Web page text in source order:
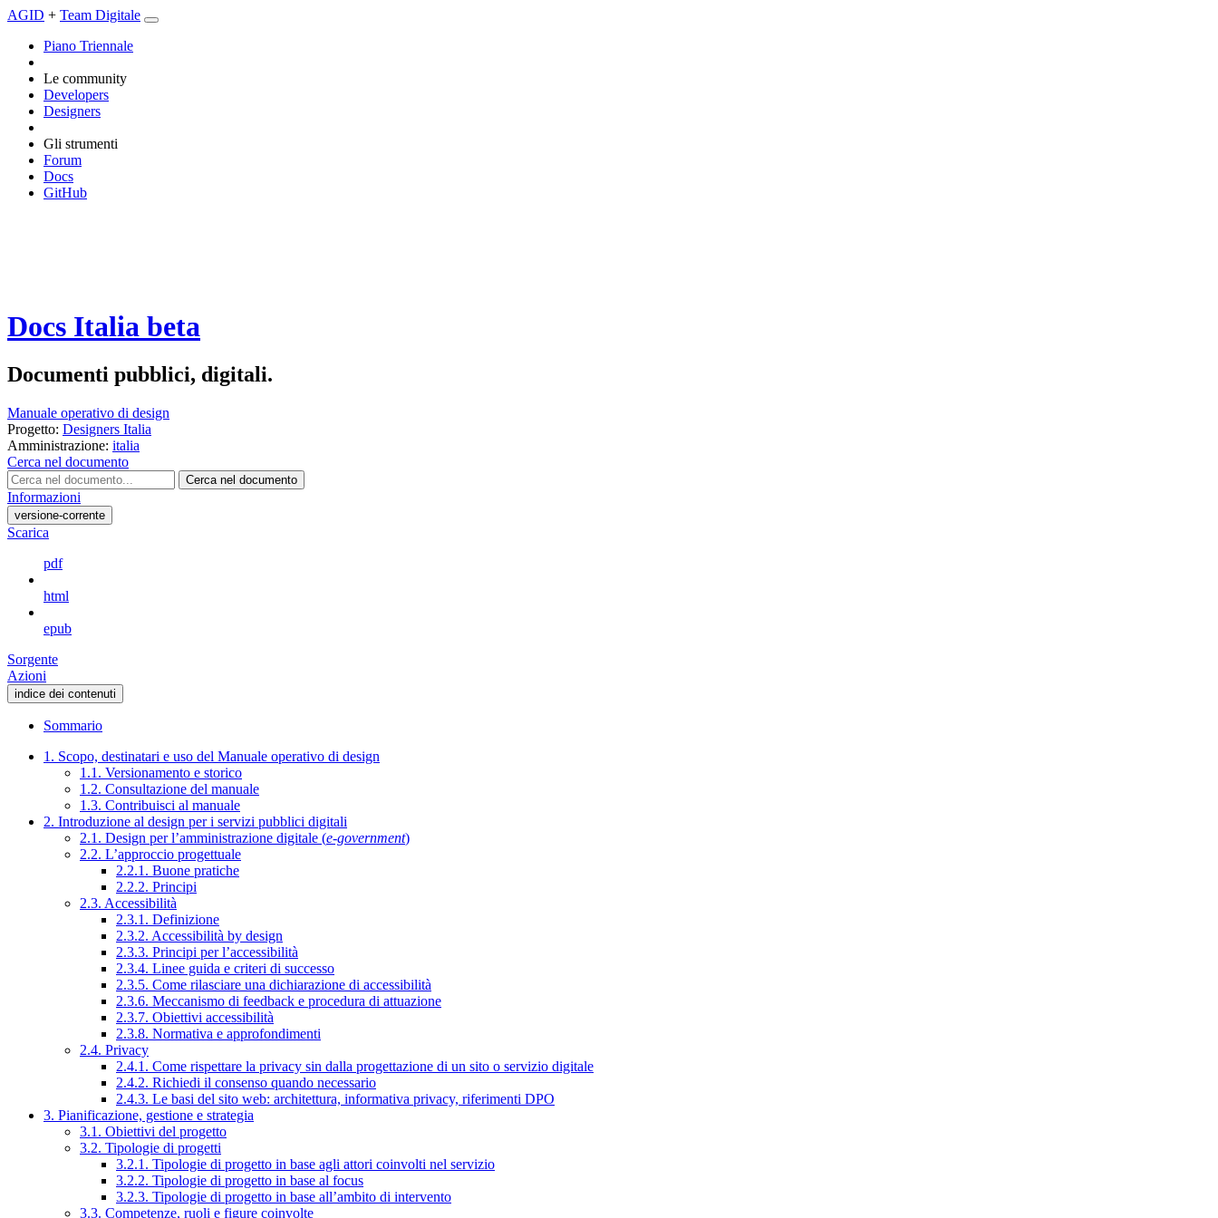
AGID + Team Digitale
Piano Triennale
Le community
Developers
Designers
Gli strumenti
Forum
Docs
GitHub
Docs Italia beta
Documenti pubblici, digitali.
Manuale operativo di design
Progetto: Designers Italia
Amministrazione: italia
Cerca nel documento
Cerca nel documento
Informazioni
versione-corrente
Scarica
pdf
html
epub
Sorgente
Azioni
indice dei contenuti
Sommario
1. Scopo, destinatari e uso del Manuale operativo di design
1.1. Versionamento e storico
1.2. Consultazione del manuale
1.3. Contribuisci al manuale
2. Introduzione al design per i servizi pubblici digitali
2.1. Design per l’amministrazione digitale (e-government)
2.2. L’approccio progettuale
2.2.1. Buone pratiche
2.2.2. Principi
2.3. Accessibilità
2.3.1. Definizione
2.3.2. Accessibilità by design
2.3.3. Principi per l’accessibilità
2.3.4. Linee guida e criteri di successo
2.3.5. Come rilasciare una dichiarazione di accessibilità
2.3.6. Meccanismo di feedback e procedura di attuazione
2.3.7. Obiettivi accessibilità
2.3.8. Normativa e approfondimenti
2.4. Privacy
2.4.1. Come rispettare la privacy sin dalla progettazione di un sito o servizio digitale
2.4.2. Richiedi il consenso quando necessario
2.4.3. Le basi del sito web: architettura, informativa privacy, riferimenti DPO
3. Pianificazione, gestione e strategia
3.1. Obiettivi del progetto
3.2. Tipologie di progetti
3.2.1. Tipologie di progetto in base agli attori coinvolti nel servizio
3.2.2. Tipologie di progetto in base al focus
3.2.3. Tipologie di progetto in base all’ambito di intervento
3.3. Competenze, ruoli e figure coinvolte